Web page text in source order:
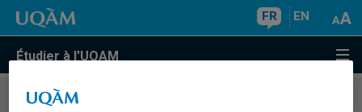
FR EN
Étudier à l'UQAM
COURS//